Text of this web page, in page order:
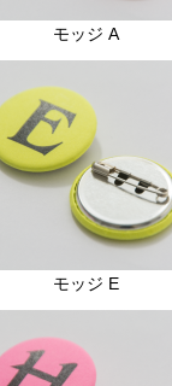
モッジ A
モッジ E